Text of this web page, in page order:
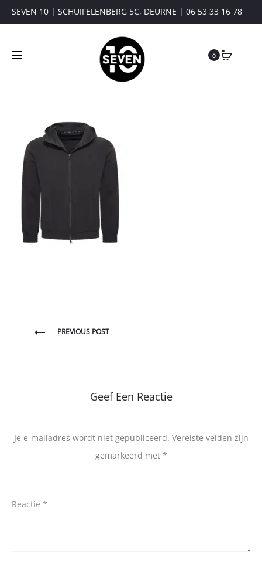
SEVEN 10 | SCHUIFELENBERG 5C, DEURNE | 06 53 33 16 78
0
BerichtPREVIOUS POST
Geef Een Reactie
Je e-mailadres wordt niet gepubliceerd. Vereiste velden zijn
gemarkeerd met *
Reactie *